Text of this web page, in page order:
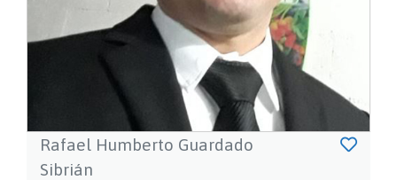
Rafael Humberto Guardado
Sibrián